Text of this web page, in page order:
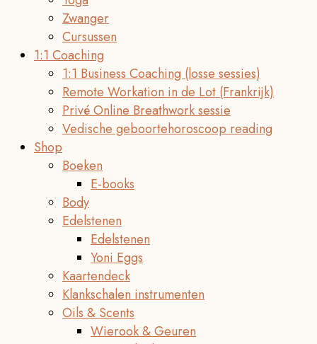
Zwanger
Cursussen
1:1 Coaching
1:1 Business Coaching (losse sessies)
Remote Workation in de Lot (Frankrijk)
Privé Online Breathwork sessie
Vedische geboortehoroscoop reading
Shop
Boeken
E-books
Body
Edelstenen
Edelstenen
Yoni Eggs
Kaartendeck
Klankschalen instrumenten
Oils & Scents
Wierook & Geuren